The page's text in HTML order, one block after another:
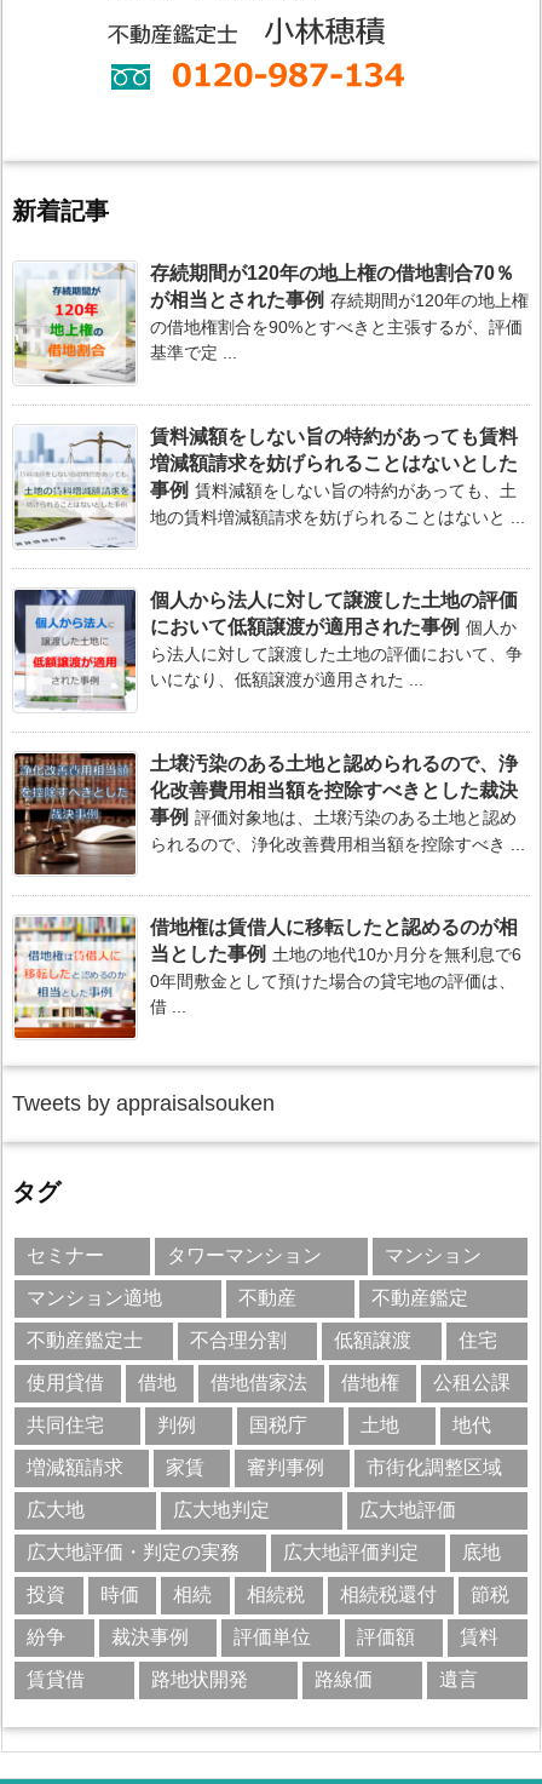
新着記事
存続期間が120年の地上権の借地割合70％
が相当とされた事例 存続期間が120年の地上権
の借地権割合を90%とすべきと主張するが、評価
基準で定 ...
賃料減額をしない旨の特約があっても賃料
増減額請求を妨げられることはないとした
事例 賃料減額をしない旨の特約があっても、土
地の賃料増減額請求を妨げられることはないと ...
個人から法人に対して譲渡した土地の評価
において低額譲渡が適用された事例 個人か
ら法人に対して譲渡した土地の評価において、争
いになり、低額譲渡が適用された ...
土壌汚染のある土地と認められるので、浄
化改善費用相当額を控除すべきとした裁決
事例 評価対象地は、土壌汚染のある土地と認め
られるので、浄化改善費用相当額を控除すべき ...
借地権は賃借人に移転したと認めるのが相
当とした事例 土地の地代10か月分を無利息で6
0年間敷金として預けた場合の貸宅地の評価は、
借 ...
Tweets by appraisalsouken
タグ
セミナー タワーマンション マンション
マンション適地 不動産 不動産鑑定
不動産鑑定士 不合理分割 低額譲渡 住宅
使用貸借 借地 借地借家法 借地権 公租公課
共同住宅 判例 国税庁 土地 地代
増減額請求 家賃 審判事例 市街化調整区域
広大地 広大地判定 広大地評価
広大地評価・判定の実務 広大地評価判定 底地
投資 時価 相続 相続税 相続税還付 節税
紛争 裁決事例 評価単位 評価額 賃料
賃貸借 路地状開発 路線価 遺言